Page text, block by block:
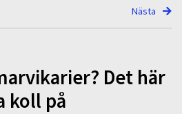
Nästa
Det här
koll på